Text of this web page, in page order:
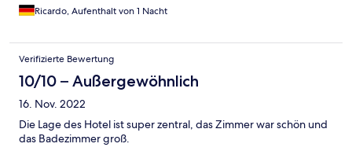
Ricardo, Aufenthalt von 1 Nacht
Verifizierte Bewertung
10/10 – Außergewöhnlich
16. Nov. 2022
Die Lage des Hotel ist super zentral, das Zimmer war schön und
das Badezimmer groß.